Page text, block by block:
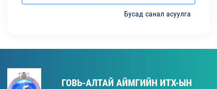
Бусад санал асуулга
ГОВЬ-АЛТАЙ АЙМГИЙН ИТХ-ЫН